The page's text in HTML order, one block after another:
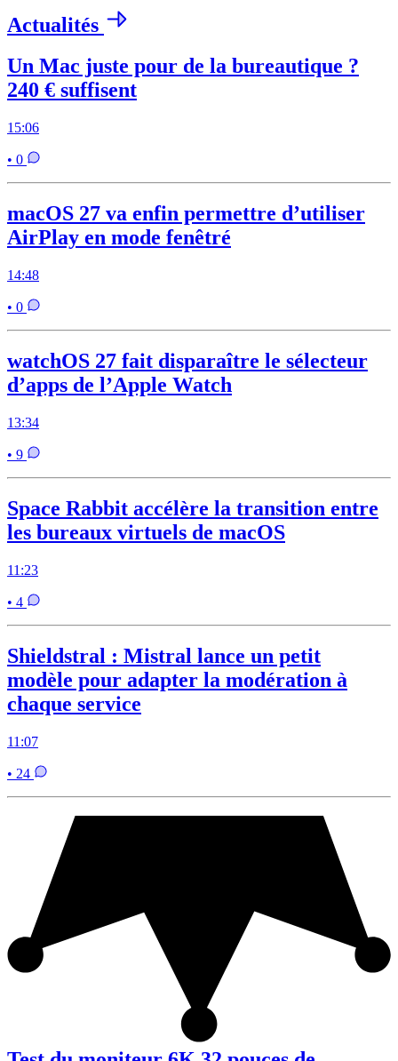
Actualités
Un Mac juste pour de la bureautique ?
240 € suffisent
15:06
• 0
macOS 27 va enfin permettre d’utiliser
AirPlay en mode fenêtré
14:48
• 0
watchOS 27 fait disparaître le sélecteur
d’apps de l’Apple Watch
13:34
• 9
Space Rabbit accélère la transition entre
les bureaux virtuels de macOS
11:23
• 4
Shieldstral : Mistral lance un petit
modèle pour adapter la modération à
chaque service
11:07
• 24